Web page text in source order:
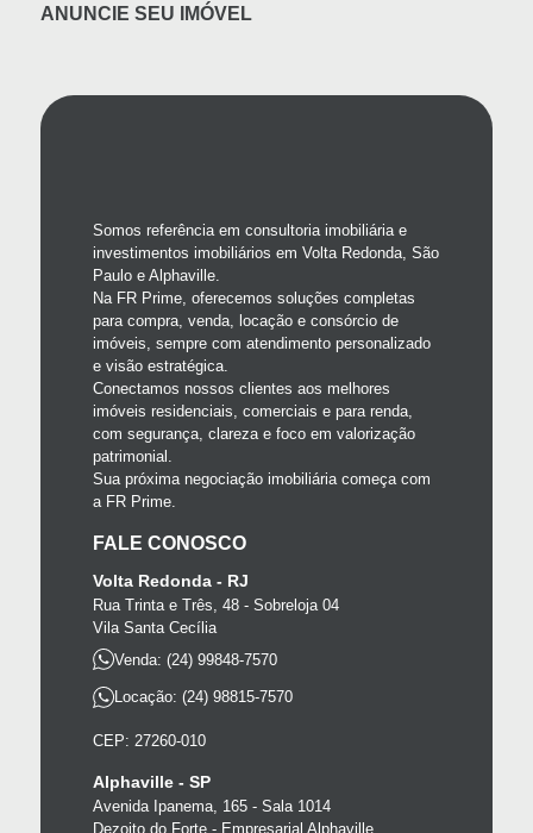
ANUNCIE SEU IMÓVEL
Somos referência em consultoria imobiliária e
investimentos imobiliários em Volta Redonda, São
Paulo e Alphaville.
Na FR Prime, oferecemos soluções completas
para compra, venda, locação e consórcio de
imóveis, sempre com atendimento personalizado
e visão estratégica.
Conectamos nossos clientes aos melhores
imóveis residenciais, comerciais e para renda,
com segurança, clareza e foco em valorização
patrimonial.
Sua próxima negociação imobiliária começa com
a FR Prime.
FALE CONOSCO
Volta Redonda - RJ
Rua Trinta e Três, 48 - Sobreloja 04
Vila Santa Cecília
Venda: (24) 99848-7570
Locação: (24) 98815-7570
CEP: 27260-010
Alphaville - SP
Avenida Ipanema, 165 - Sala 1014
Dezoito do Forte - Empresarial Alphaville